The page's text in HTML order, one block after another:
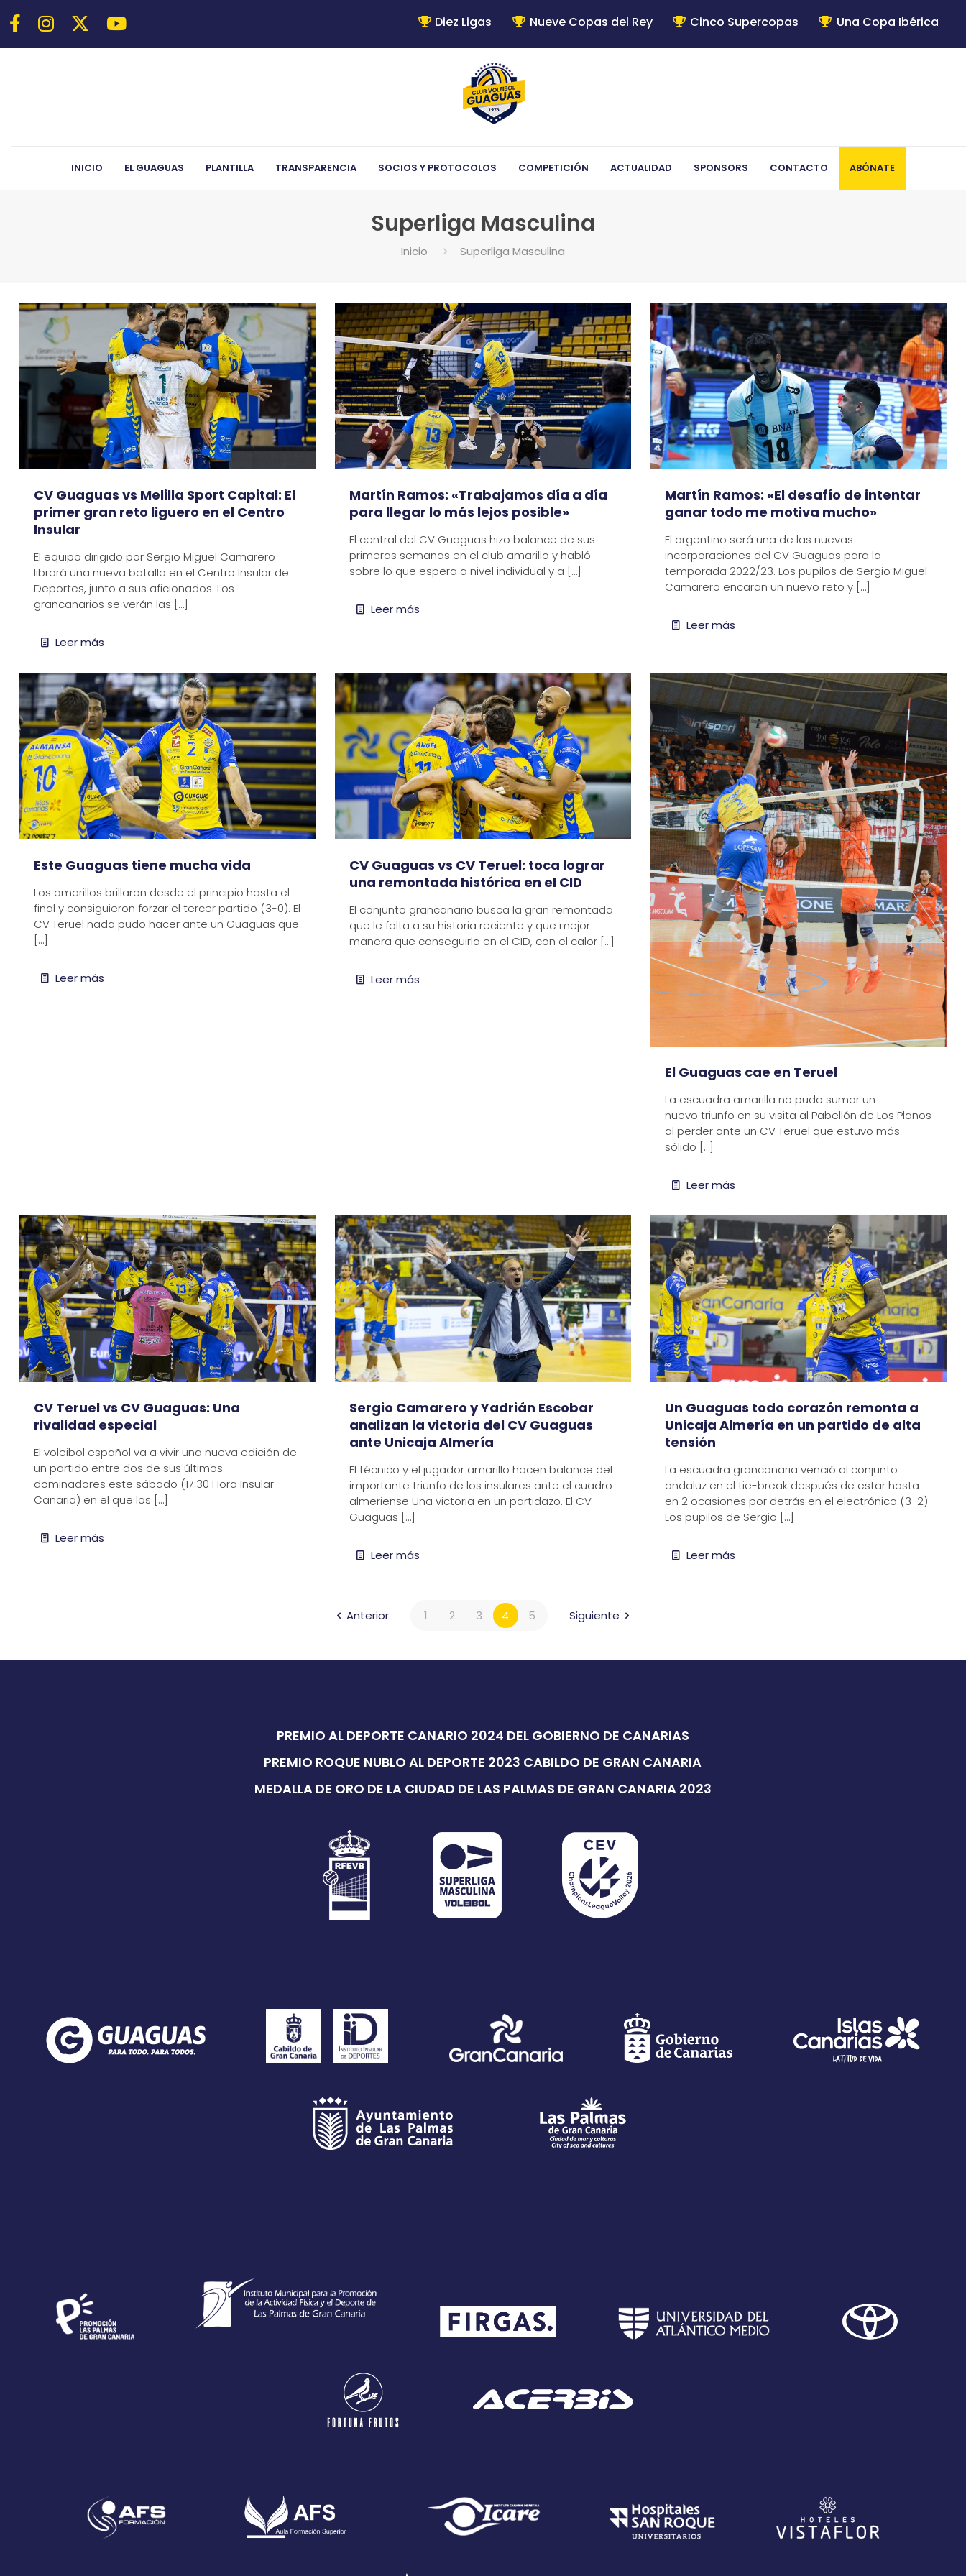
Diez Ligas Nueve Copas del Rey Cinco Supercopas Una Copa Ibérica
INICIO EL GUAGUAS PLANTILLA TRANSPARENCIA SOCIOS Y PROTOCOLOS COMPETICIÓN ACTUALIDAD SPONSORS CONTACTO ABÓNATE
Superliga Masculina
Inicio Superliga Masculina
CV Guaguas vs Melilla Sport Capital: El
primer gran reto liguero en el Centro
Insular
El equipo dirigido por Sergio Miguel Camarero
librará una nueva batalla en el Centro Insular de
Deportes, junto a sus aficionados. Los
grancanarios se verán las […]
Leer más
Martín Ramos: «Trabajamos día a día
para llegar lo más lejos posible»
El central del CV Guaguas hizo balance de sus
primeras semanas en el club amarillo y habló
sobre lo que espera a nivel individual y a […]
Leer más
Martín Ramos: «El desafío de intentar
ganar todo me motiva mucho»
El argentino será una de las nuevas
incorporaciones del CV Guaguas para la
temporada 2022/23. Los pupilos de Sergio Miguel
Camarero encaran un nuevo reto y[…]
Leer más
Este Guaguas tiene mucha vida
Los amarillos brillaron desde el principio hasta el
final y consiguieron forzar el tercer partido (3-0). El
CV Teruel nada pudo hacer ante un Guaguas que
[…]
Leer más
CV Guaguas vs CV Teruel: toca lograr
una remontada histórica en el CID
El conjunto grancanario busca la gran remontada
que le falta a su historia reciente y que mejor
manera que conseguirla en el CID, con el calor[…]
Leer más
El Guaguas cae en Teruel
La escuadra amarilla no pudo sumar un
nuevo triunfo en su visita al Pabellón de Los Planos
al perder ante un CV Teruel que estuvo más
sólido […]
Leer más
CV Teruel vs CV Guaguas: Una
rivalidad especial
El voleibol español va a vivir una nueva edición de
un partido entre dos de sus últimos
dominadores este sábado (17:30 Hora Insular
Canaria) en el que los […]
Leer más
Sergio Camarero y Yadrián Escobar
analizan la victoria del CV Guaguas
ante Unicaja Almería
El técnico y el jugador amarillo hacen balance del
importante triunfo de los insulares ante el cuadro
almeriense Una victoria en un partidazo. El CV
Guaguas […]
Leer más
Un Guaguas todo corazón remonta a
Unicaja Almería en un partido de alta
tensión
La escuadra grancanaria venció al conjunto
andaluz en el tie-break después de estar hasta
en 2 ocasiones por detrás en el electrónico (3-2).
Los pupilos de Sergio […]
Leer más
Anterior 1 2 3 4 5 Siguiente
PREMIO AL DEPORTE CANARIO 2024 DEL GOBIERNO DE CANARIAS
PREMIO ROQUE NUBLO AL DEPORTE 2023 CABILDO DE GRAN CANARIA
MEDALLA DE ORO DE LA CIUDAD DE LAS PALMAS DE GRAN CANARIA 2023